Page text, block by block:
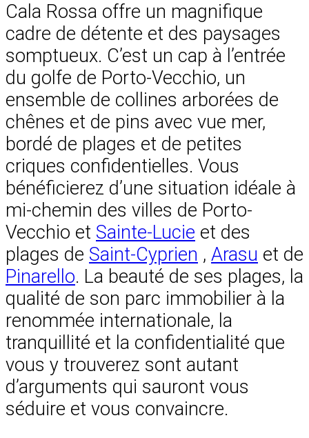
Cala Rossa offre un magnifique
cadre de détente et des paysages
somptueux. C’est un cap à l’entrée
du golfe de Porto-Vecchio, un
ensemble de collines arborées de
chênes et de pins avec vue mer,
bordé de plages et de petites
criques confidentielles. Vous
bénéficierez d’une situation idéale à
mi-chemin des villes de Porto-
Vecchio et Sainte-Lucie et des
plages de Saint-Cyprien , Arasu et de
Pinarello. La beauté de ses plages, la
qualité de son parc immobilier à la
renommée internationale, la
tranquillité et la confidentialité que
vous y trouverez sont autant
d’arguments qui sauront vous
séduire et vous convaincre.